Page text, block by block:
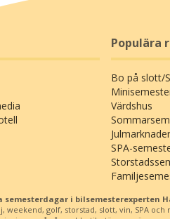
vare de talrika
den kända Rennsteig-leden.
men har renoverats löpande
delvist 2024, och framstår
hotell i lantlig, gemytlig stil.
(öppen kl. 8.00-20.00),
internet (Wi-Fi), hotellbar
(små rustika
restauranger: Gourmesa och
och terrass med
Utanför
trädgård och direkt
cykelvägar och
Hotel
Varför välja sommarsemest…
Sommarsemester i Ty…
Visa alla
Populära
Bo på slott/
Värdshus
SPA-
semesterdagar i bilsemesterexperten
weekend, golf, storstad, slott, vin, SPA